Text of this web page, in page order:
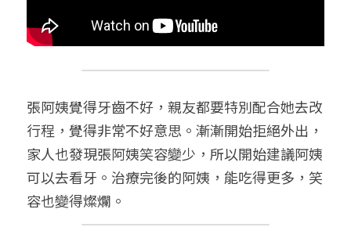
張阿姨覺得牙齒不好，親友都要特別配合她去改
行程，覺得非常不好意思。漸漸開始拒絕外出，
家人也發現張阿姨笑容變少，所以開始建議阿姨
可以去看牙。治療完後的阿姨，能吃得更多，笑
容也變得燦爛。